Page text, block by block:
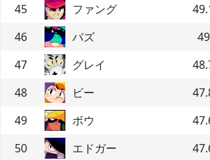
45
ファング
46
バズ 49
47
グレイ
48
ビー
49
ボウ
50
エドガー